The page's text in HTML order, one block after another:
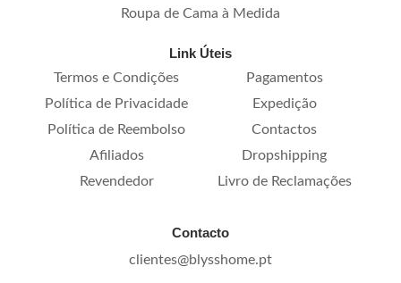
Roupa de Cama à Medida
Link Úteis
Termos e Condições
Pagamentos
Política de Privacidade
Expedição
Política de Reembolso
Contactos
Afiliados
Dropshipping
Revendedor
Livro de Reclamações
Contacto
clientes@blysshome.pt